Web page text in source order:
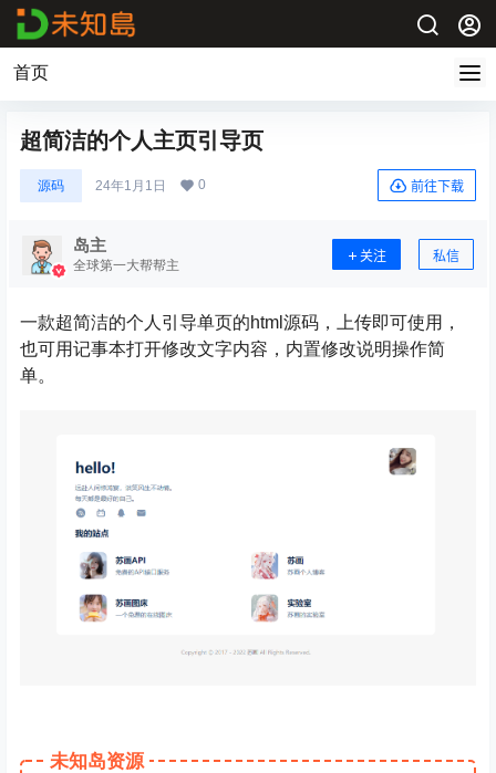
首页
超简洁的个人主页引导页
源码 24年1月1日 0 前往下载
岛主
全球第一大帮帮主
关注 私信
一款超简洁的个人引导单页的html源码，上传即可使用，
也可用记事本打开修改文字内容，内置修改说明操作简
单。
未知岛资源